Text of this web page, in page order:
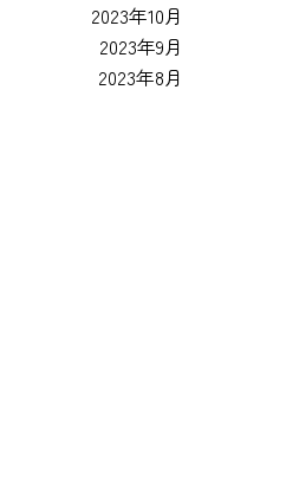
2023年10月
2023年9月
2023年8月